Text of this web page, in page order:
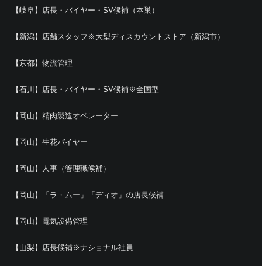
【岐阜】店長・バイヤー・SV候補（本巣）
【新潟】店舗スタッフ※大型ディスカウントストア（新潟市）
【京都】物流管理
【石川】店長・バイヤー・SV候補※全国型
【岡山】精肉製造オペレーター
【岡山】生花バイヤー
【岡山】人事（管理職候補）
【岡山】「ラ・ムー」「ディオ」の店長候補
【岡山】電気設備管理
【山梨】店長候補※ナショナル社員